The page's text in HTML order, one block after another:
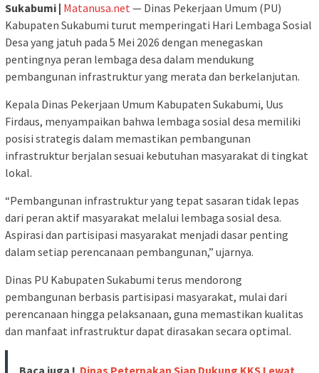
Sukabumi | Matanusa.net— Dinas Pekerjaan Umum (PU)
Kabupaten Sukabumi turut memperingati Hari Lembaga Sosial
Desa yang jatuh pada 5 Mei 2026 dengan menegaskan
pentingnya peran lembaga desa dalam mendukung
pembangunan infrastruktur yang merata dan berkelanjutan.
Kepala Dinas Pekerjaan Umum Kabupaten Sukabumi, Uus
Firdaus, menyampaikan bahwa lembaga sosial desa memiliki
posisi strategis dalam memastikan pembangunan
infrastruktur berjalan sesuai kebutuhan masyarakat di tingkat
lokal.
“Pembangunan infrastruktur yang tepat sasaran tidak lepas
dari peran aktif masyarakat melalui lembaga sosial desa.
Aspirasi dan partisipasi masyarakat menjadi dasar penting
dalam setiap perencanaan pembangunan,” ujarnya.
Dinas PU Kabupaten Sukabumi terus mendorong
pembangunan berbasis partisipasi masyarakat, mulai dari
perencanaan hingga pelaksanaan, guna memastikan kualitas
dan manfaat infrastruktur dapat dirasakan secara optimal.